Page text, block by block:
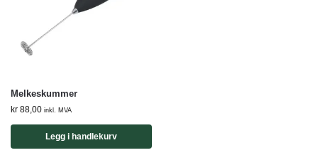
Melkeskummer
kr 88,00 inkl. MVA
Legg i handlekurv